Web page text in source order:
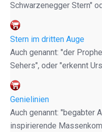
Schwarzenegger Stern"
Stern im dritten Auge
Auch genannt: "der
Sehers", oder "erkennt
Genielinien
Auch genannt: "begabter
inspirierende